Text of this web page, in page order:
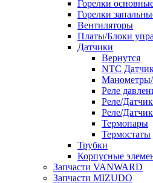
Горелки
Горелки
Вентиляторы
Платы/Блоки
Датчики
Вернутся
NTC
Реле
Реле/
Реле/
Термопары
Термостаты
Трубки
Корпусные
Запчасти VANWARD
Запчасти MIZUDO